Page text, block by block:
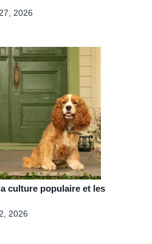
2026
culture populaire et les
2026